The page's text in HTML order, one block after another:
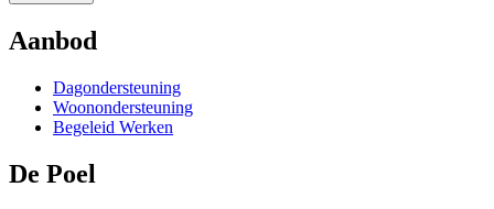
Aanbod
Dagondersteuning
Woonondersteuning
Begeleid Werken
De Poel